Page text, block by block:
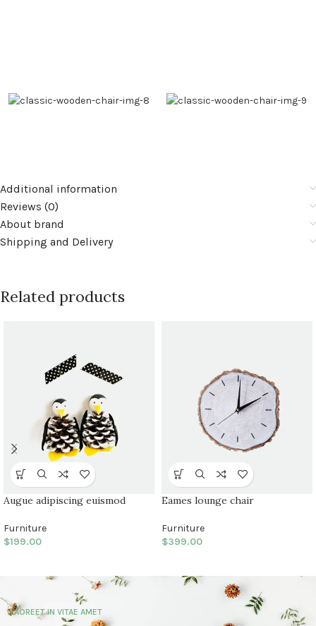
Additional information
Reviews (0)
About brand
Shipping and Delivery
Related products
Augue adipiscing euismod
Furniture
$199.00
Eames lounge chair
Furniture
$399.00
LAOREET IN VITAE AMET